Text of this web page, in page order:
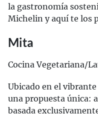
la gastronomía
Michelin y aquí te los
Mita
Cocina Vegetariana/
Ubicado en el
una propuesta única:
basada